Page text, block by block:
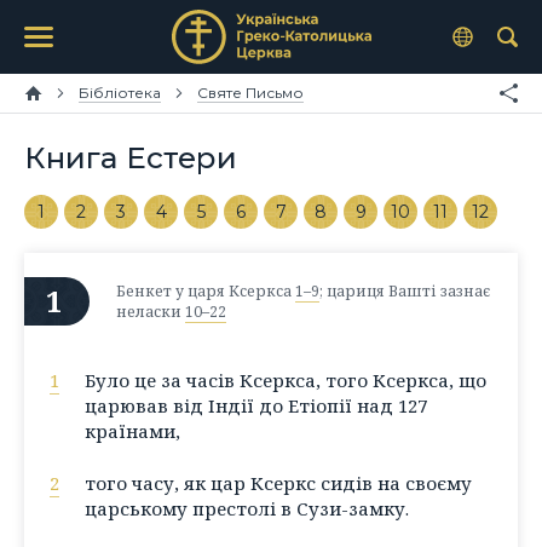
Бібліотека Святе Письмо
Книга Естери
1 2 3 4 5 6 7 8 9 10 11 12
1 Бенкет у царя Ксеркса1–9; цариця Вашті зазнає
неласки 10–22
1
Було це за часів Ксеркса, того Ксеркса, що
царював від Індії до Етіопії над 127
країнами,
2
того часу, як цар Ксеркс сидів на своєму
царському престолі в Сузи-замку.